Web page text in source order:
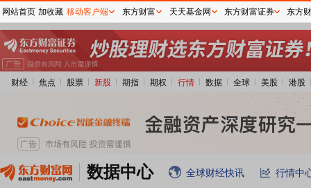
财经 焦点 股票 新股 期指 期权 行情 数据 全球 美股 港股
数据中心 全球财经快讯 行情中
网站首页 加收藏 移动客户端 东方财富 天天基金网 东方财富证券 东方